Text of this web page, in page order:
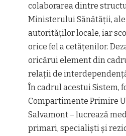
colaborarea dintre
Ministerului Sănătății,
autorităților locale, iar
orice fel a cetățenilor.
oricărui element din
relații de
În cadrul acestui Sistem,
Compartimente Primire
Salvamont – lucrează
primari, specialiști și